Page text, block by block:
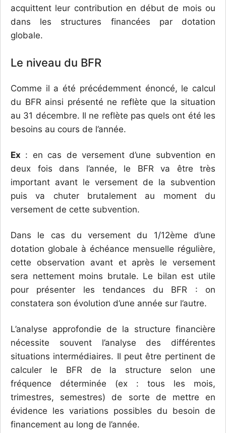
acquittent leur contribution en début de mois ou
dans les structures financées par dotation
globale.
Le niveau du BFR
Comme il a été précédemment énoncé, le calcul
du BFR ainsi présenté ne reflète que la situation
au 31 décembre. Il ne reflète pas quels ont été les
besoins au cours de l’année.
Ex : en cas de versement d’une subvention en
deux fois dans l’année, le BFR va être très
important avant le versement de la subvention
puis va chuter brutalement au moment du
versement de cette subvention.
Dans le cas du versement du 1/12ème d’une
dotation globale à échéance mensuelle régulière,
cette observation avant et après le versement
sera nettement moins brutale. Le bilan est utile
pour présenter les tendances du BFR : on
constatera son évolution d’une année sur l’autre.
L’analyse approfondie de la structure financière
nécessite souvent l’analyse des différentes
situations intermédiaires. Il peut être pertinent de
calculer le BFR de la structure selon une
fréquence déterminée (ex : tous les mois,
trimestres, semestres) de sorte de mettre en
évidence les variations possibles du besoin de
financement au long de l’année.